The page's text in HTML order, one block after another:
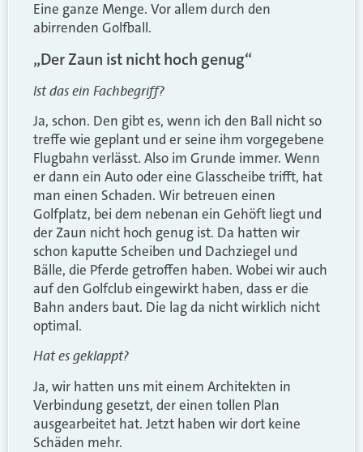
Eine ganze Menge. Vor allem durch den
abirrenden Golfball.
„Der Zaun ist nicht hoch genug“
Ist das ein Fachbegriff?
Ja, schon. Den gibt es, wenn ich den Ball nicht so
treffe wie geplant und er seine ihm vorgegebene
Flugbahn verlässt. Also im Grunde immer. Wenn
er dann ein Auto oder eine Glasscheibe trifft, hat
man einen Schaden. Wir betreuen einen
Golfplatz, bei dem nebenan ein Gehöft liegt und
der Zaun nicht hoch genug ist. Da hatten wir
schon kaputte Scheiben und Dachziegel und
Bälle, die Pferde getroffen haben. Wobei wir auch
auf den Golfclub eingewirkt haben, dass er die
Bahn anders baut. Die lag da nicht wirklich nicht
optimal.
Hat es geklappt?
Ja, wir hatten uns mit einem Architekten in
Verbindung gesetzt, der einen tollen Plan
ausgearbeitet hat. Jetzt haben wir dort keine
Schäden mehr.